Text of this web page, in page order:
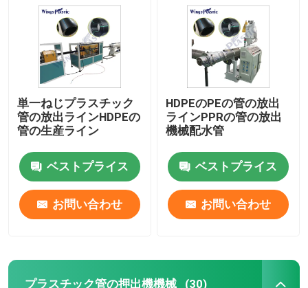
単一ねじプラスチック
管の放出ラインHDPEの
管の生産ライン
ベストプライス
お問い合わせ
HDPEのPEの管の放出
ラインPPRの管の放出
機械配水管
ベストプライス
お問い合わせ
プラスチック管の押出機機械 (30)